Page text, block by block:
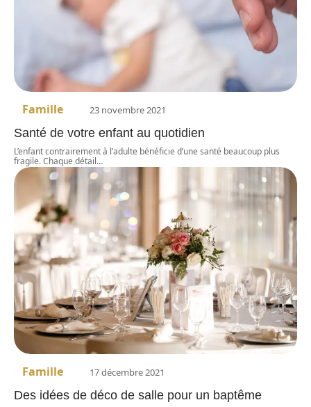
Famille 23 novembre 2021
Santé de votre enfant au quotidien
L’enfant contrairement à l’adulte bénéficie d’une santé beaucoup plus
fragile. Chaque détail…
Famille 17 décembre 2021
Des idées de déco de salle pour un baptême